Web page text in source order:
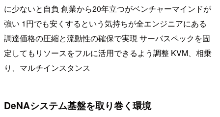
に少ないと自負 創業から20年立つがベンチャーマインドが
強い 1円でも安くするという気持ちが全エンジニアにある
調達価格の圧縮と流動性の確保で実現 サーバスペックを固
定してもリソースをフルに活用できるよう調整 KVM、相乗
り、マルチインスタンス
DeNAシステム基盤を取り巻く環境